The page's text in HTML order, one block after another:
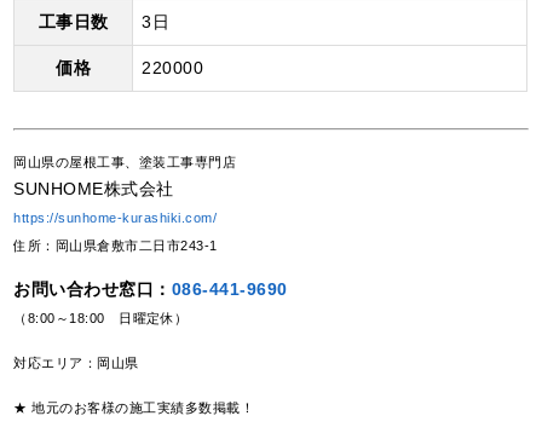
工事日数 3日
価格 220000
岡山県の屋根工事、塗装工事専門店
SUNHOME株式会社
https://sunhome-kurashiki.com/
住所：岡山県倉敷市二日市243-1
お問い合わせ窓口： 086-441-9690
（8:00～18:00 日曜定休）
対応エリア：岡山県
★ 地元のお客様の施工実績多数掲載！